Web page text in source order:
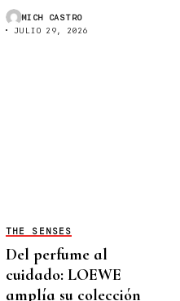
MICH CASTRO
JULIO 29, 2026
THE SENSES
Del perfume al
cuidado: LOEWE
amplía su colección